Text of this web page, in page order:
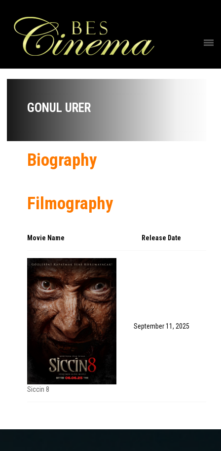
GONUL URER
Biography
Filmography
Movie Name Release Date
Siccin 8
September 11, 2025